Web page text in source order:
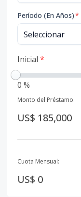
Período (En Años)*
Inicial *
0 %
Monto del Préstamo:
US$ 185,000
Cuota Mensual:
US$ 0